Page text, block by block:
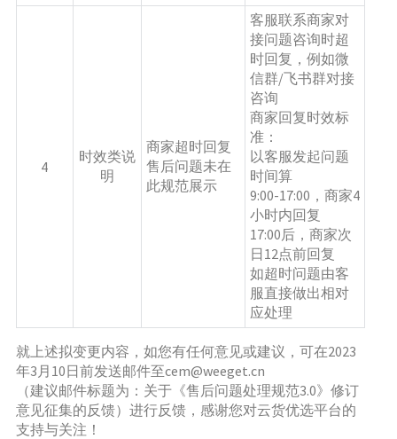
4
时效类说
明
商家超时回复
售后问题未在
此规范展示
客服联系商家对
接问题咨询时超
时回复，例如微
信群/飞书群对接
咨询
商家回复时效标
准：
以客服发起问题
时间算
9:00-17:00，商家4
小时内回复
17:00后，商家次
日12点前回复
如超时问题由客
服直接做出相对
应处理
就上述拟变更内容，如您有任何意见或建议，可在2023
年3月10日前发送邮件至cem@weeget.cn
（建议邮件标题为：关于《售后问题处理规范3.0》修订
意见征集的反馈）进行反馈，感谢您对云货优选平台的
支持与关注！